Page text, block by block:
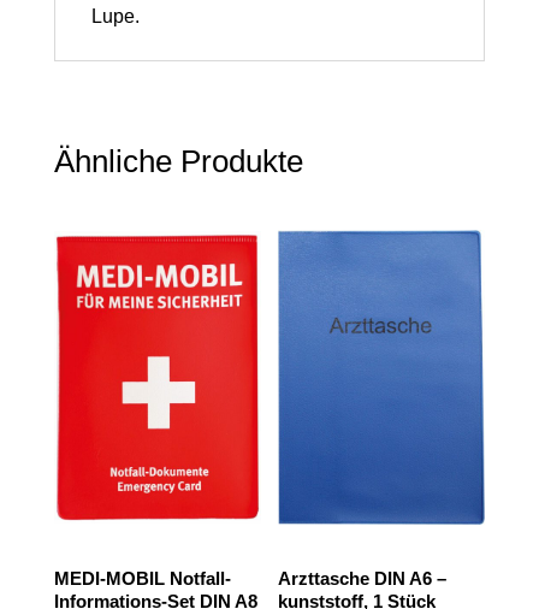
Lupe.
Ähnliche Produkte
MEDI-MOBIL Notfall-
Informations-Set DIN A8
Arzttasche DIN A6 –
kunststoff, 1 Stück